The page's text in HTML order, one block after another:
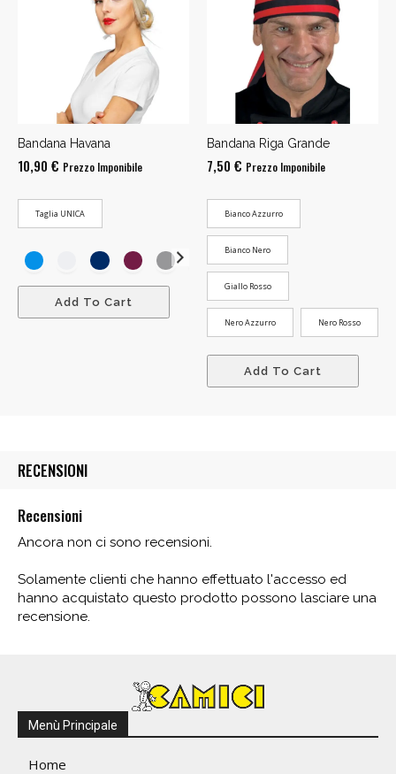
Bandana Havana
10,90 € Prezzo Imponibile
Taglia UNICA
Add To Cart
Bandana Riga Grande
7,50 € Prezzo Imponibile
Bianco Azzurro
Bianco Nero
Giallo Rosso
Nero Azzurro Nero Rosso
Add To Cart
RECENSIONI
Recensioni
Ancora non ci sono recensioni.
Solamente clienti che hanno effettuato l'accesso ed
hanno acquistato questo prodotto possono lasciare una
recensione.
Menù Principale
Home